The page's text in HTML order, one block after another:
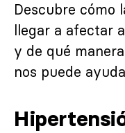
Descubre cómo
llegar a afectar
y de qué
nos puede